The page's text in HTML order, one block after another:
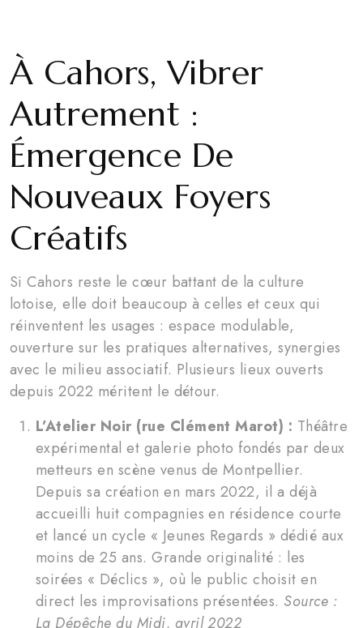
À Cahors, Vibrer
Autrement :
Émergence De
Nouveaux Foyers
Créatifs
Si Cahors reste le cœur battant de la culture
lotoise, elle doit beaucoup à celles et ceux qui
réinventent les usages : espace modulable,
ouverture sur les pratiques alternatives, synergies
avec le milieu associatif. Plusieurs lieux ouverts
depuis 2022 méritent le détour.
L’Atelier Noir (rue Clément Marot) : Théâtre
expérimental et galerie photo fondés par deux
metteurs en scène venus de Montpellier.
Depuis sa création en mars 2022, il a déjà
accueilli huit compagnies en résidence courte
et lancé un cycle « Jeunes Regards » dédié aux
moins de 25 ans. Grande originalité : les
soirées « Déclics », où le public choisit en
direct les improvisations présentées. Source :
La Dépêche du Midi, avril 2022